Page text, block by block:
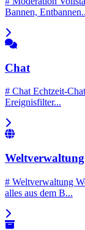
Bannen,
Chat
# Chat Echtzeit-
Ereignisfilter...
Weltverwaltung
# Weltverwaltung
alles aus dem B...